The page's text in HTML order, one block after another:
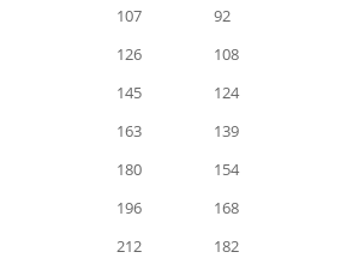
107
92
126
108
145
124
163
139
180
154
196
168
212
182